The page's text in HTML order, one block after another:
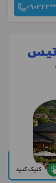
کلیک کنید